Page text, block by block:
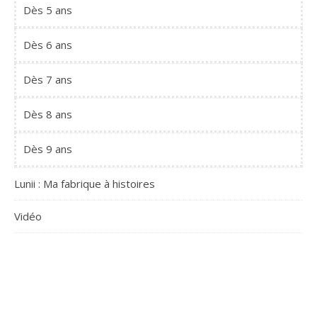
Dès 5 ans
Dès 6 ans
Dès 7 ans
Dès 8 ans
Dès 9 ans
Lunii : Ma fabrique à histoires
Vidéo